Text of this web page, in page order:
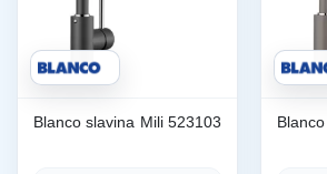
Blanco slavina Mili 523103